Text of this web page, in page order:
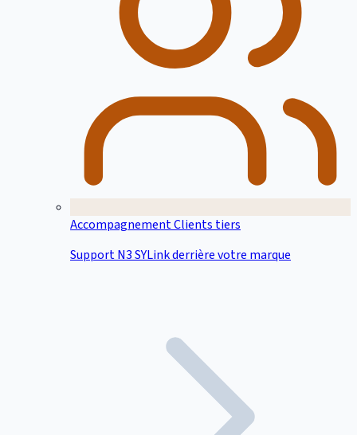
Accompagnement Clients tiers
Support N3 SYLink derrière votre marque